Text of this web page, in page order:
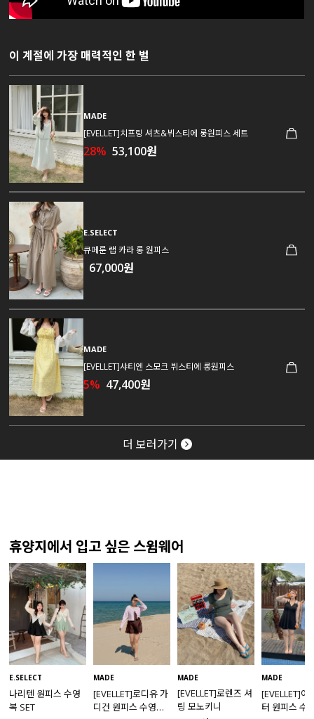
이 계절에 가장 매력적인 한 벌
MADE
[EVELLET]치프링 셔츠&뷔스티에 롱원피스 세트
28% 53,100원
E.SELECT
큐페룬 랩 카라 롱 원피스
67,000원
MADE
[EVELLET]샤티엔 스모크 뷔스티에 롱원피스
5% 47,400원
더 보러가기
휴양지에서 입고 싶은 스윔웨어
E.SELECT
나리텐 원피스 수영
복 SET
MADE
[EVELLET]로디유 가
디건 원피스 수영복
MADE
[EVELLET]로렌즈 셔
링 모노키니
MADE
[EVELLET]아
터 원피스 수